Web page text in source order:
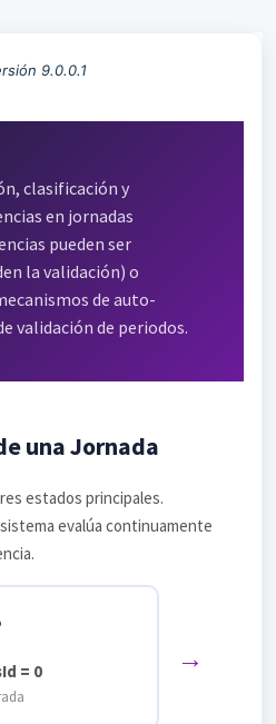
9.0.0.1
clasificación y
en jornadas
pueden ser
la validación) o
de auto-
validación de periodos.
una Jornada
estados principales.
evalúa continuamente
= 0 →